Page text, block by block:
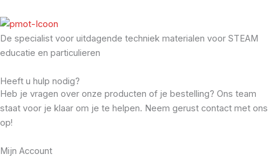
De specialist voor uitdagende techniek materialen voor STEAM
educatie en particulieren
Heeft u hulp nodig?
Heb je vragen over onze producten of je bestelling? Ons team
staat voor je klaar om je te helpen. Neem gerust contact met ons
op!
Mijn Account